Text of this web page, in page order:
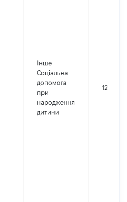
Інше
Соціальна
допомога
при
народження
дитини
12040